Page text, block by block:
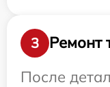
3
Ремонт
После